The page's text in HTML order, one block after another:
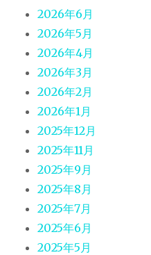
2026年6月
2026年5月
2026年4月
2026年3月
2026年2月
2026年1月
2025年12月
2025年11月
2025年9月
2025年8月
2025年7月
2025年6月
2025年5月